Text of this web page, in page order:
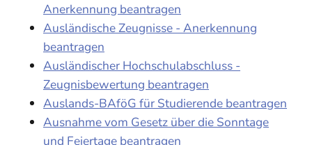
Anerkennung beantragen
Ausländische Zeugnisse - Anerkennung
beantragen
Ausländischer Hochschulabschluss -
Zeugnisbewertung beantragen
Auslands-BAföG für Studierende beantragen
Ausnahme vom Gesetz über die Sonntage
und Feiertage beantragen